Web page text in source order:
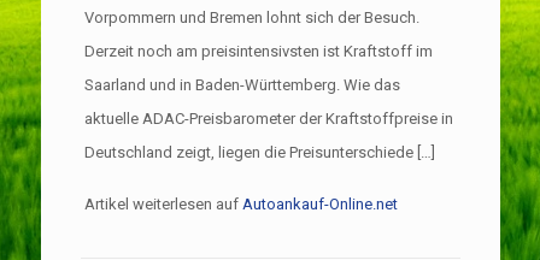
Vorpommern und Bremen lohnt sich der Besuch.
Derzeit noch am preisintensivsten ist Kraftstoff im
Saarland und in Baden-Württemberg. Wie das
aktuelle ADAC-Preisbarometer der Kraftstoffpreise in
Deutschland zeigt, liegen die Preisunterschiede […]
Artikel weiterlesen auf Autoankauf-Online.net